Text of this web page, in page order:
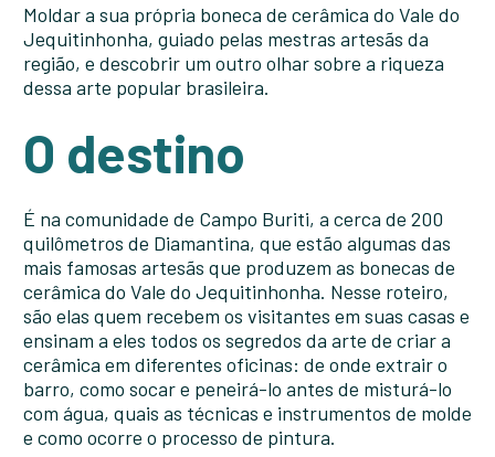
Moldar a sua própria boneca de cerâmica do Vale do
Jequitinhonha, guiado pelas mestras artesãs da
região, e descobrir um outro olhar sobre a riqueza
dessa arte popular brasileira.
O destino
É na comunidade de Campo Buriti, a cerca de 200
quilômetros de Diamantina, que estão algumas das
mais famosas artesãs que produzem as bonecas de
cerâmica do Vale do Jequitinhonha. Nesse roteiro,
são elas quem recebem os visitantes em suas casas e
ensinam a eles todos os segredos da arte de criar a
cerâmica em diferentes oficinas: de onde extrair o
barro, como socar e peneirá-lo antes de misturá-lo
com água, quais as técnicas e instrumentos de molde
e como ocorre o processo de pintura.